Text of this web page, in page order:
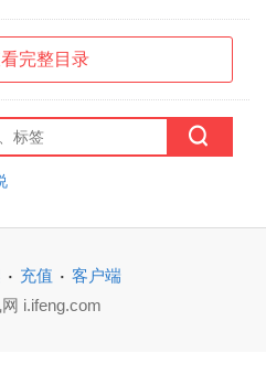
完整目录
· 充值 · 客户端
i.ifeng.com